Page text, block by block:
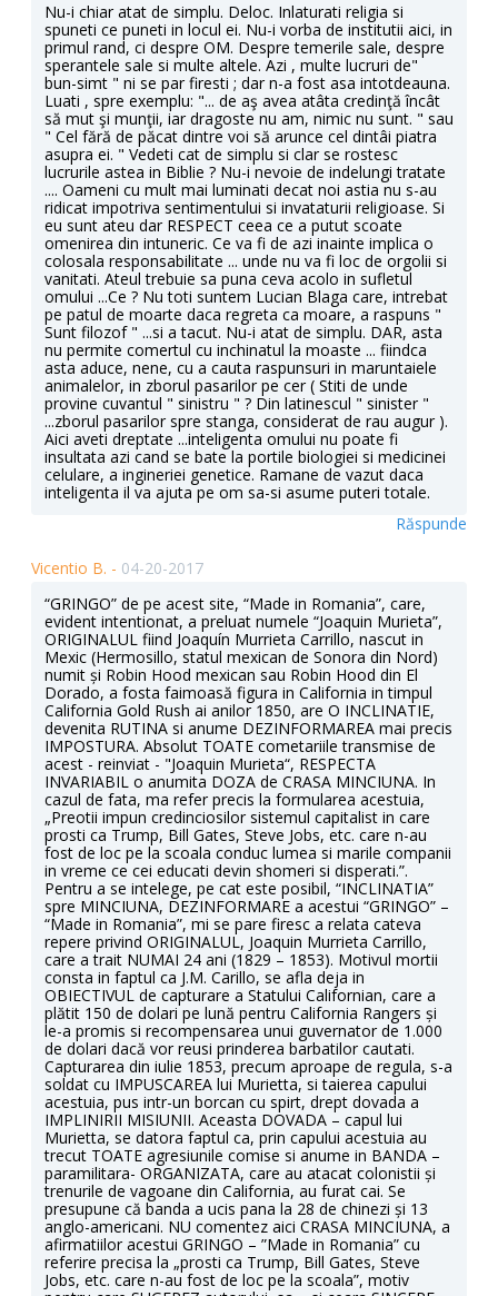
Nu-i chiar atat de simplu. Deloc. Inlaturati religia si
spuneti ce puneti in locul ei. Nu-i vorba de institutii aici, in
primul rand, ci despre OM. Despre temerile sale, despre
sperantele sale si multe altele. Azi , multe lucruri de"
bun-simt " ni se par firesti ; dar n-a fost asa intotdeauna.
Luati , spre exemplu: "... de aş avea atâta credinţă încât
să mut şi munţii, iar dragoste nu am, nimic nu sunt. " sau
" Cel fără de păcat dintre voi să arunce cel dintâi piatra
asupra ei. " Vedeti cat de simplu si clar se rostesc
lucrurile astea in Biblie ? Nu-i nevoie de indelungi tratate
.... Oameni cu mult mai luminati decat noi astia nu s-au
ridicat impotriva sentimentului si invataturii religioase. Si
eu sunt ateu dar RESPECT ceea ce a putut scoate
omenirea din intuneric. Ce va fi de azi inainte implica o
colosala responsabilitate ... unde nu va fi loc de orgolii si
vanitati. Ateul trebuie sa puna ceva acolo in sufletul
omului ...Ce ? Nu toti suntem Lucian Blaga care, intrebat
pe patul de moarte daca regreta ca moare, a raspuns "
Sunt filozof " ...si a tacut. Nu-i atat de simplu. DAR, asta
nu permite comertul cu inchinatul la moaste ... fiindca
asta aduce, nene, cu a cauta raspunsuri in maruntaiele
animalelor, in zborul pasarilor pe cer ( Stiti de unde
provine cuvantul " sinistru " ? Din latinescul " sinister "
...zborul pasarilor spre stanga, considerat de rau augur ).
Aici aveti dreptate ...inteligenta omului nu poate fi
insultata azi cand se bate la portile biologiei si medicinei
celulare, a ingineriei genetice. Ramane de vazut daca
inteligenta il va ajuta pe om sa-si asume puteri totale.
Răspunde
Vicentio B. - 04-20-2017
“GRINGO” de pe acest site, “Made in Romania”, care,
evident intentionat, a preluat numele “Joaquin Murieta”,
ORIGINALUL fiind Joaquín Murrieta Carrillo, nascut in
Mexic (Hermosillo, statul mexican de Sonora din Nord)
numit și Robin Hood mexican sau Robin Hood din El
Dorado, a fosta faimoasă figura in California in timpul
California Gold Rush ai anilor 1850, are O INCLINATIE,
devenita RUTINA si anume DEZINFORMAREA mai precis
IMPOSTURA. Absolut TOATE cometariile transmise de
acest - reinviat - "Joaquin Murieta“, RESPECTA
INVARIABIL o anumita DOZA de CRASA MINCIUNA. In
cazul de fata, ma refer precis la formularea acestuia,
„Preotii impun credinciosilor sistemul capitalist in care
prosti ca Trump, Bill Gates, Steve Jobs, etc. care n-au
fost de loc pe la scoala conduc lumea si marile companii
in vreme ce cei educati devin shomeri si disperati.”.
Pentru a se intelege, pe cat este posibil, “INCLINATIA”
spre MINCIUNA, DEZINFORMARE a acestui “GRINGO” –
“Made in Romania”, mi se pare firesc a relata cateva
repere privind ORIGINALUL, Joaquin Murrieta Carrillo,
care a trait NUMAI 24 ani (1829 – 1853). Motivul mortii
consta in faptul ca J.M. Carillo, se afla deja in
OBIECTIVUL de capturare a Statului Californian, care a
plătit 150 de dolari pe lună pentru California Rangers și
le-a promis si recompensarea unui guvernator de 1.000
de dolari dacă vor reusi prinderea barbatilor cautati.
Capturarea din iulie 1853, precum aproape de regula, s-a
soldat cu IMPUSCAREA lui Murietta, si taierea capului
acestuia, pus intr-un borcan cu spirt, drept dovada a
IMPLINIRII MISIUNII. Aceasta DOVADA – capul lui
Murietta, se datora faptul ca, prin capului acestuia au
trecut TOATE agresiunile comise si anume in BANDA –
paramilitara- ORGANIZATA, care au atacat colonistii și
trenurile de vagoane din California, au furat cai. Se
presupune că banda a ucis pana la 28 de chinezi și 13
anglo-americani. NU comentez aici CRASA MINCIUNA, a
afirmatiilor acestui GRINGO – ”Made in Romania” cu
referire precisa la „prosti ca Trump, Bill Gates, Steve
Jobs, etc. care n-au fost de loc pe la scoala”, motiv